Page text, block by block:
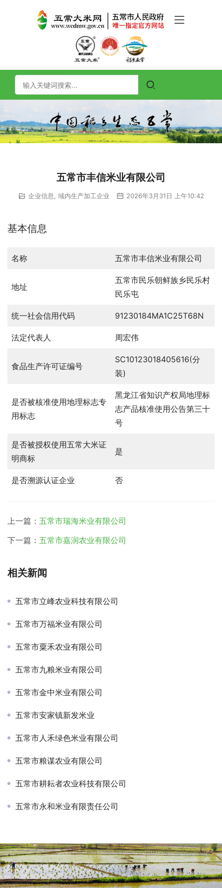
五常市丰信米业有限公司
企业信息 域内生产加工企业 2026年3月31日 上午10:42
基本信息
名称 五常市丰信米业有限公司
地址
五常市民乐朝鲜族乡民乐村
民乐屯
统一社会信用代码 91230184MA1C25T68N
法定代表人 周宏伟
食品生产许可证编号
SC10123018405616(分
装)
是否被核准使用地理标志专
用标志
黑龙江省知识产权局地理标
志产品核准使用公告第三十
号
是否被授权使用五常大米证
明商标
是
是否溯源认证企业 否
上一篇： 五常市瑞海米业有限公司
下一篇： 五常市嘉润农业有限公司
相关新闻
五常市立峰农业科技有限公司
五常市万福米业有限公司
五常市粟禾农业有限公司
五常市九粮米业有限公司
五常市金中米业有限公司
五常市安家镇新发米业
五常市人禾绿色米业有限公司
五常市粮谋农业有限公司
五常市耕耘者农业科技有限公司
五常市永和米业有限责任公司